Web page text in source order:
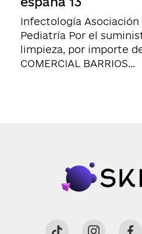
Infectología Asociación
Pediatría Por el
limpieza, por importe
COMERCIAL BARRIOS...